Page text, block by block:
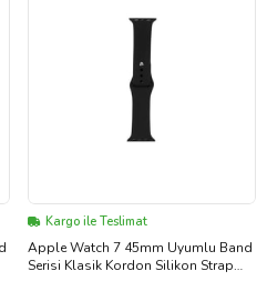
Kargo ile Teslimat
Apple Watch 7 45mm Uyumlu Band
Serisi Klasik Kordon Silikon Strap